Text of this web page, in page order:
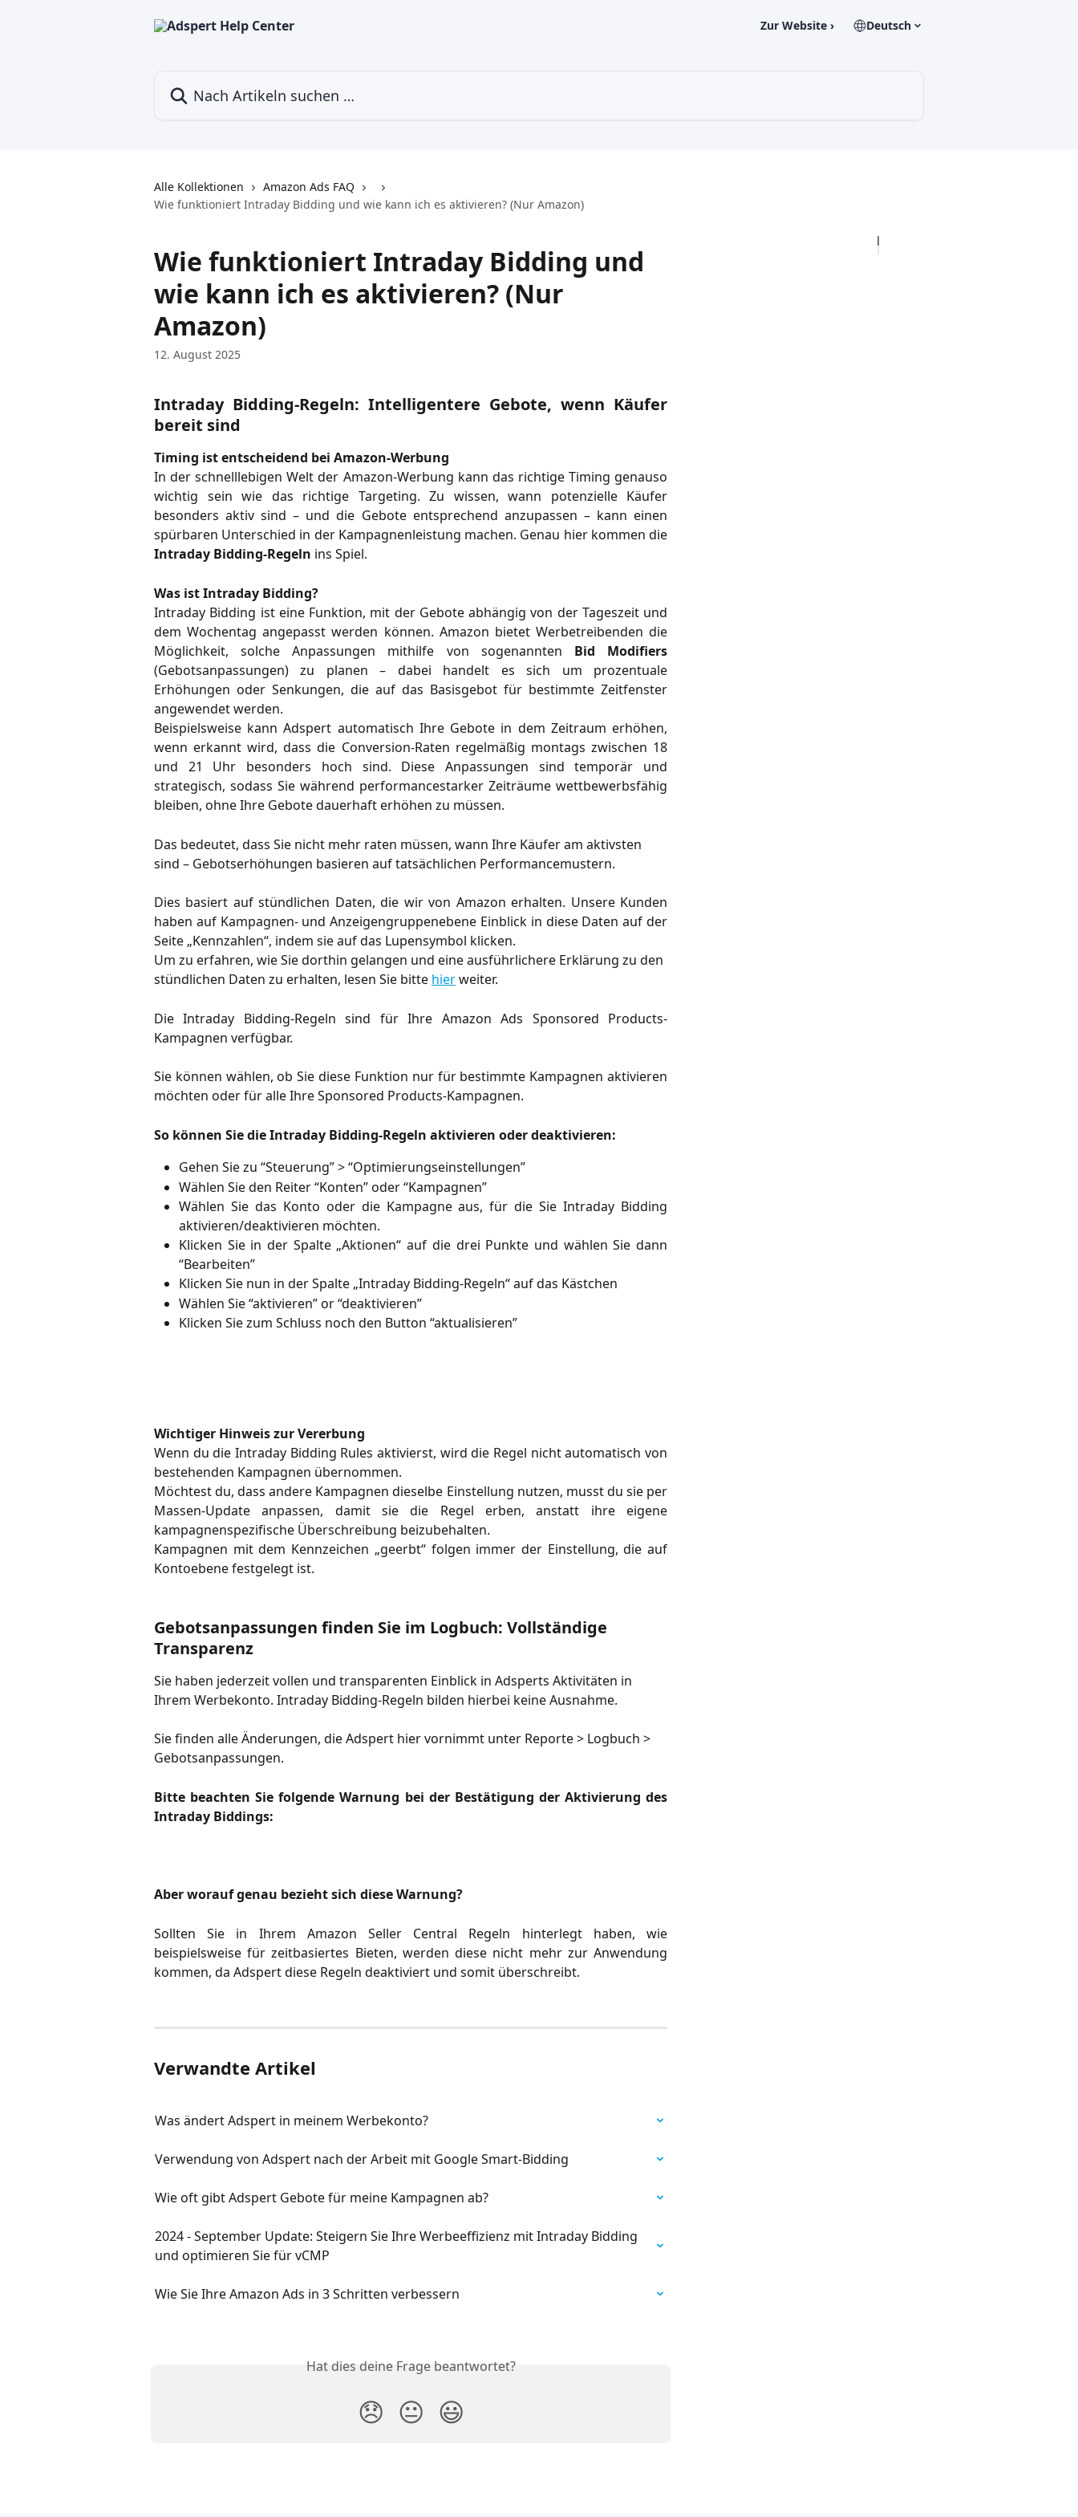
Zur Website › Deutsch
Alle Kollektionen
Amazon Ads FAQ
Wie funktioniert Intraday Bidding und wie kann ich es aktivieren? (Nur Amazon)
Wie funktioniert Intraday Bidding und
wie kann ich es aktivieren? (Nur
Amazon)
12. August 2025
Intraday Bidding-Regeln: Intelligentere Gebote, wenn Käufer
bereit sind
Timing ist entscheidend bei Amazon-Werbung
In der schnelllebigen Welt der Amazon-Werbung kann das richtige Timing genauso
wichtig sein wie das richtige Targeting. Zu wissen, wann potenzielle Käufer
besonders aktiv sind – und die Gebote entsprechend anzupassen – kann einen
spürbaren Unterschied in der Kampagnenleistung machen. Genau hier kommen die
Intraday Bidding-Regeln ins Spiel.
Was ist Intraday Bidding?
Intraday Bidding ist eine Funktion, mit der Gebote abhängig von der Tageszeit und
dem Wochentag angepasst werden können. Amazon bietet Werbetreibenden die
Möglichkeit, solche Anpassungen mithilfe von sogenannten Bid Modifiers
(Gebotsanpassungen) zu planen – dabei handelt es sich um prozentuale
Erhöhungen oder Senkungen, die auf das Basisgebot für bestimmte Zeitfenster
angewendet werden.
Beispielsweise kann Adspert automatisch Ihre Gebote in dem Zeitraum erhöhen,
wenn erkannt wird, dass die Conversion-Raten regelmäßig montags zwischen 18
und 21 Uhr besonders hoch sind. Diese Anpassungen sind temporär und
strategisch, sodass Sie während performancestarker Zeiträume wettbewerbsfähig
bleiben, ohne Ihre Gebote dauerhaft erhöhen zu müssen.
Das bedeutet, dass Sie nicht mehr raten müssen, wann Ihre Käufer am aktivsten
sind – Gebotserhöhungen basieren auf tatsächlichen Performancemustern.
Dies basiert auf stündlichen Daten, die wir von Amazon erhalten. Unsere Kunden
haben auf Kampagnen- und Anzeigengruppenebene Einblick in diese Daten auf der
Seite „Kennzahlen“, indem sie auf das Lupensymbol klicken.
Um zu erfahren, wie Sie dorthin gelangen und eine ausführlichere Erklärung zu den
stündlichen Daten zu erhalten, lesen Sie bitte hier weiter.
Die Intraday Bidding-Regeln sind für Ihre Amazon Ads Sponsored Products-
Kampagnen verfügbar.
Sie können wählen, ob Sie diese Funktion nur für bestimmte Kampagnen aktivieren
möchten oder für alle Ihre Sponsored Products-Kampagnen.
So können Sie die Intraday Bidding-Regeln aktivieren oder deaktivieren:
Gehen Sie zu “Steuerung” > “Optimierungseinstellungen”
Wählen Sie den Reiter “Konten” oder “Kampagnen”
Wählen Sie das Konto oder die Kampagne aus, für die Sie Intraday Bidding
aktivieren/deaktivieren möchten.
Klicken Sie in der Spalte „Aktionen“ auf die drei Punkte und wählen Sie dann
“Bearbeiten”
Klicken Sie nun in der Spalte „Intraday Bidding-Regeln“ auf das Kästchen
Wählen Sie “aktivieren” or “deaktivieren”
Klicken Sie zum Schluss noch den Button “aktualisieren”
Wichtiger Hinweis zur Vererbung
Wenn du die Intraday Bidding Rules aktivierst, wird die Regel nicht automatisch von
bestehenden Kampagnen übernommen.
Möchtest du, dass andere Kampagnen dieselbe Einstellung nutzen, musst du sie per
Massen-Update anpassen, damit sie die Regel erben, anstatt ihre eigene
kampagnenspezifische Überschreibung beizubehalten.
Kampagnen mit dem Kennzeichen „geerbt“ folgen immer der Einstellung, die auf
Kontoebene festgelegt ist.
Gebotsanpassungen finden Sie im Logbuch: Vollständige
Transparenz
Sie haben jederzeit vollen und transparenten Einblick in Adsperts Aktivitäten in
Ihrem Werbekonto. Intraday Bidding-Regeln bilden hierbei keine Ausnahme.
Sie finden alle Änderungen, die Adspert hier vornimmt unter Reporte > Logbuch >
Gebotsanpassungen.
Bitte beachten Sie folgende Warnung bei der Bestätigung der Aktivierung des
Intraday Biddings:
Aber worauf genau bezieht sich diese Warnung?
Sollten Sie in Ihrem Amazon Seller Central Regeln hinterlegt haben, wie
beispielsweise für zeitbasiertes Bieten, werden diese nicht mehr zur Anwendung
kommen, da Adspert diese Regeln deaktiviert und somit überschreibt.
Verwandte Artikel
Was ändert Adspert in meinem Werbekonto?
Verwendung von Adspert nach der Arbeit mit Google Smart-Bidding
Wie oft gibt Adspert Gebote für meine Kampagnen ab?
2024 - September Update: Steigern Sie Ihre Werbeeffizienz mit Intraday Bidding
und optimieren Sie für vCMP
Wie Sie Ihre Amazon Ads in 3 Schritten verbessern
Hat dies deine Frage beantwortet?
😞 😐 😃